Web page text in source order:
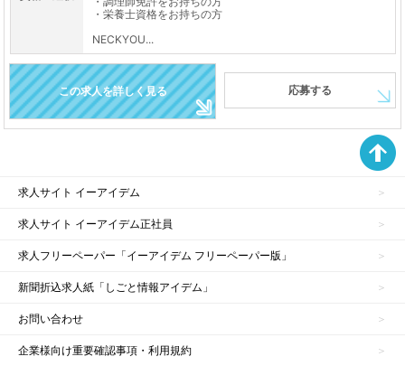
・栄養士資格をお持ちの方
NECKYOU...
この求人を詳しく見る 応募する
求人サイト イーアイデム
求人サイト イーアイデム正社員
求人フリーペーパー「イーアイデム フリーペーパー版」
新聞折込求人紙「しごと情報アイデム」
お問い合わせ
企業様向け重要確認事項・利用規約